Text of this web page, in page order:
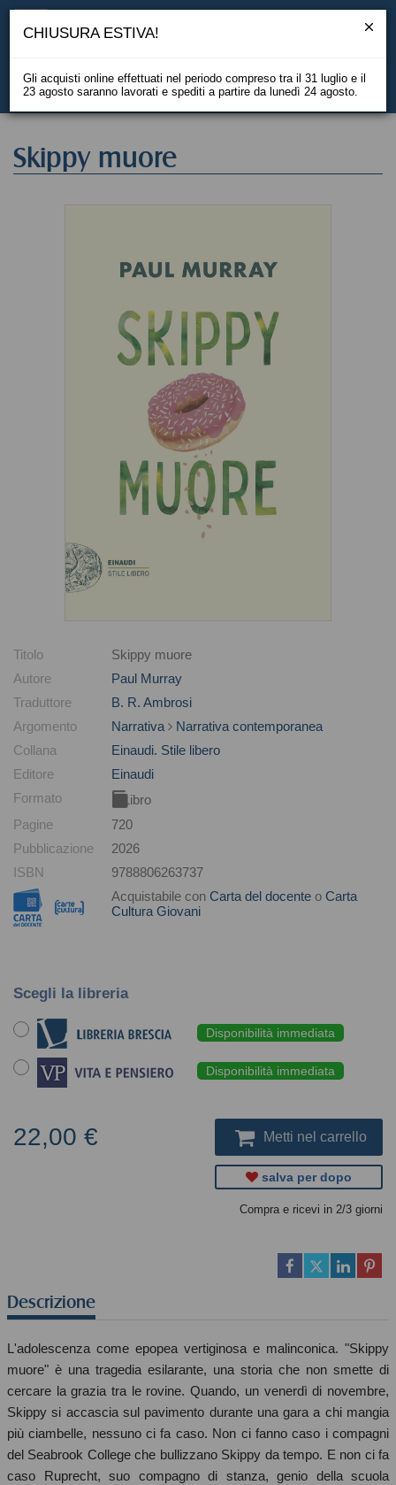
EN
Skippy muore
Titolo
Skippy muore
Autore
Paul Murray
Traduttore
B. R. Ambrosi
Argomento
Narrativa
Narrativa contemporanea
Collana
Einaudi. Stile libero
Editore
Einaudi
Formato
Libro
Pagine
720
Pubblicazione
2026
ISBN
9788806263737
Acquistabile con Carta del docente o Carta
Cultura Giovani
Scegli la libreria
Disponibilità immediata
Disponibilità immediata
22,00 € Metti nel carrello
salva per dopo
Compra e ricevi in 2/3 giorni
Descrizione
L'adolescenza come epopea vertiginosa e malinconica. "Skippy
muore" è una tragedia esilarante, una storia che non smette di
cercare la grazia tra le rovine. Quando, un venerdì di novembre,
Skippy si accascia sul pavimento durante una gara a chi mangia
più ciambelle, nessuno ci fa caso. Non ci fanno caso i compagni
del Seabrook College che bullizzano Skippy da tempo. E non ci fa
caso Ruprecht, suo compagno di stanza, genio della scuola
CHIUSURA ESTIVA!
Gli acquisti online effettuati nel periodo compreso tra il 31 luglio e il
23 agosto saranno lavorati e spediti a partire da lunedì 24 agosto.